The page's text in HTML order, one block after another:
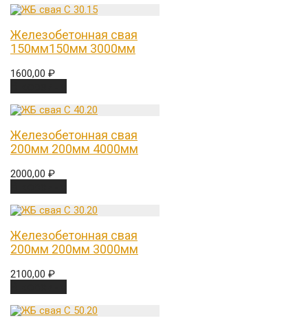
Железобетонная свая
150мм150мм 3000мм
1600,00 ₽
Железобетонная свая
200мм 200мм 4000мм
2000,00 ₽
Железобетонная свая
200мм 200мм 3000мм
2100,00 ₽